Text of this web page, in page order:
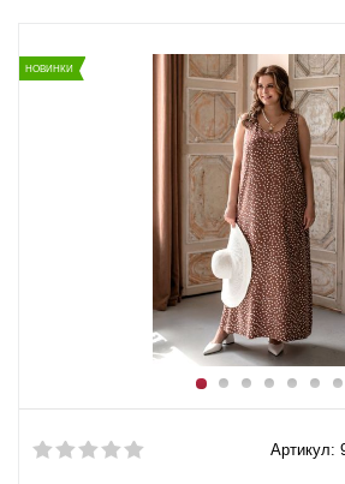
НОВИНКИ
Артикул: